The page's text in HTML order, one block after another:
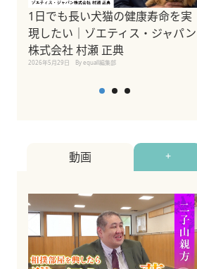
1日でも長い犬猫の健康寿命を実
現したい｜ゾエティス・ジャパン
株式会社 村瀬 正典
2026年5月29日 By equall編集部
動画 +